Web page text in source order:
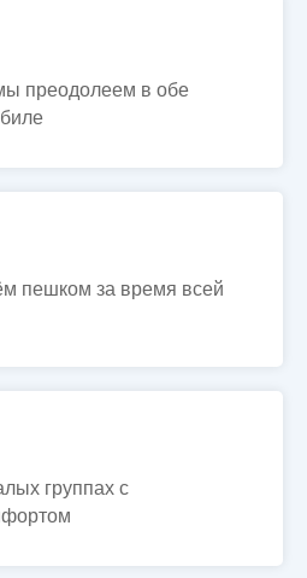
преодолеем в обе
пешком за время всей
группах с